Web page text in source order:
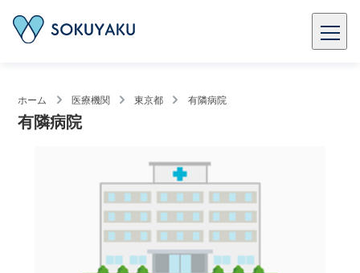
ホーム 医療機関 東京都 有隣病院
有隣病院